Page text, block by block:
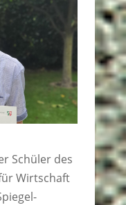
Schüler des
Wirtschaft